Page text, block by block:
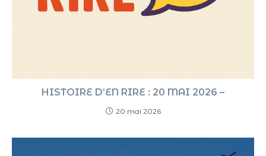
HISTOIRE D’EN RIRE : 20 MAI 2026 –
20 mai 2026